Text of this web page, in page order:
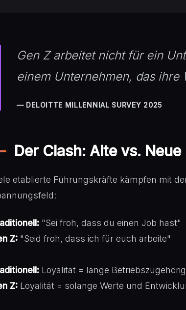
Gen Z arbeitet nicht für ein
einem Unternehmen, das ihre
— DELOITTE MILLENNIAL SURVEY 2025
Der Clash: Alte vs.
etablierte Führungskräfte kämpfen mit
"Sei froh, dass du einen Job hast"
Z: "Seid froh, dass ich für euch arbeite"
Loyalität = lange
Z: Loyalität = solange Werte und